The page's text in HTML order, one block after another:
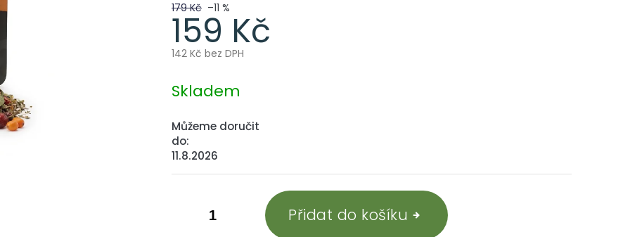
179 Kč –11 %
159 Kč
142 Kč bez DPH
cena:
Skladem
Můžeme doručit
do:
11.8.2026
Přidat do košíku